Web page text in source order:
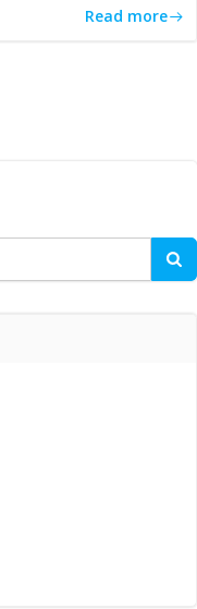
Read more